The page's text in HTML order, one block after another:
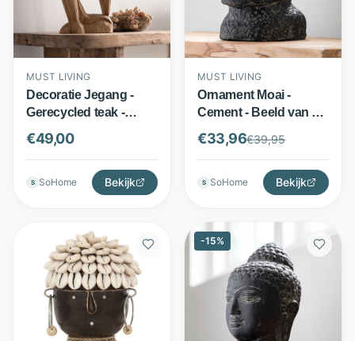
MUST LIVING
Decoratie Jegang -
Gerecycled teak -
Natural ornament -
Bruin - MUST Living
€49,00
S SoHome Bekijk
MUST LIVING
Ornament Moai -
Cement - Beeld van 30
cm hoog - Grijs - MUST
Living
€33,96€39,95
S SoHome Bekijk
-15%